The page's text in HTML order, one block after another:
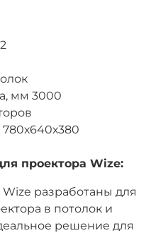
мм 3000
проектора Wize:
разработаны для
в потолок и
решение для